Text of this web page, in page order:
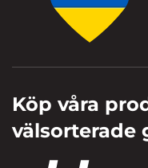
Köp våra
välsorterade